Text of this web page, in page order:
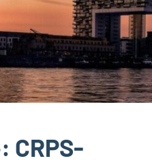
CRPS-